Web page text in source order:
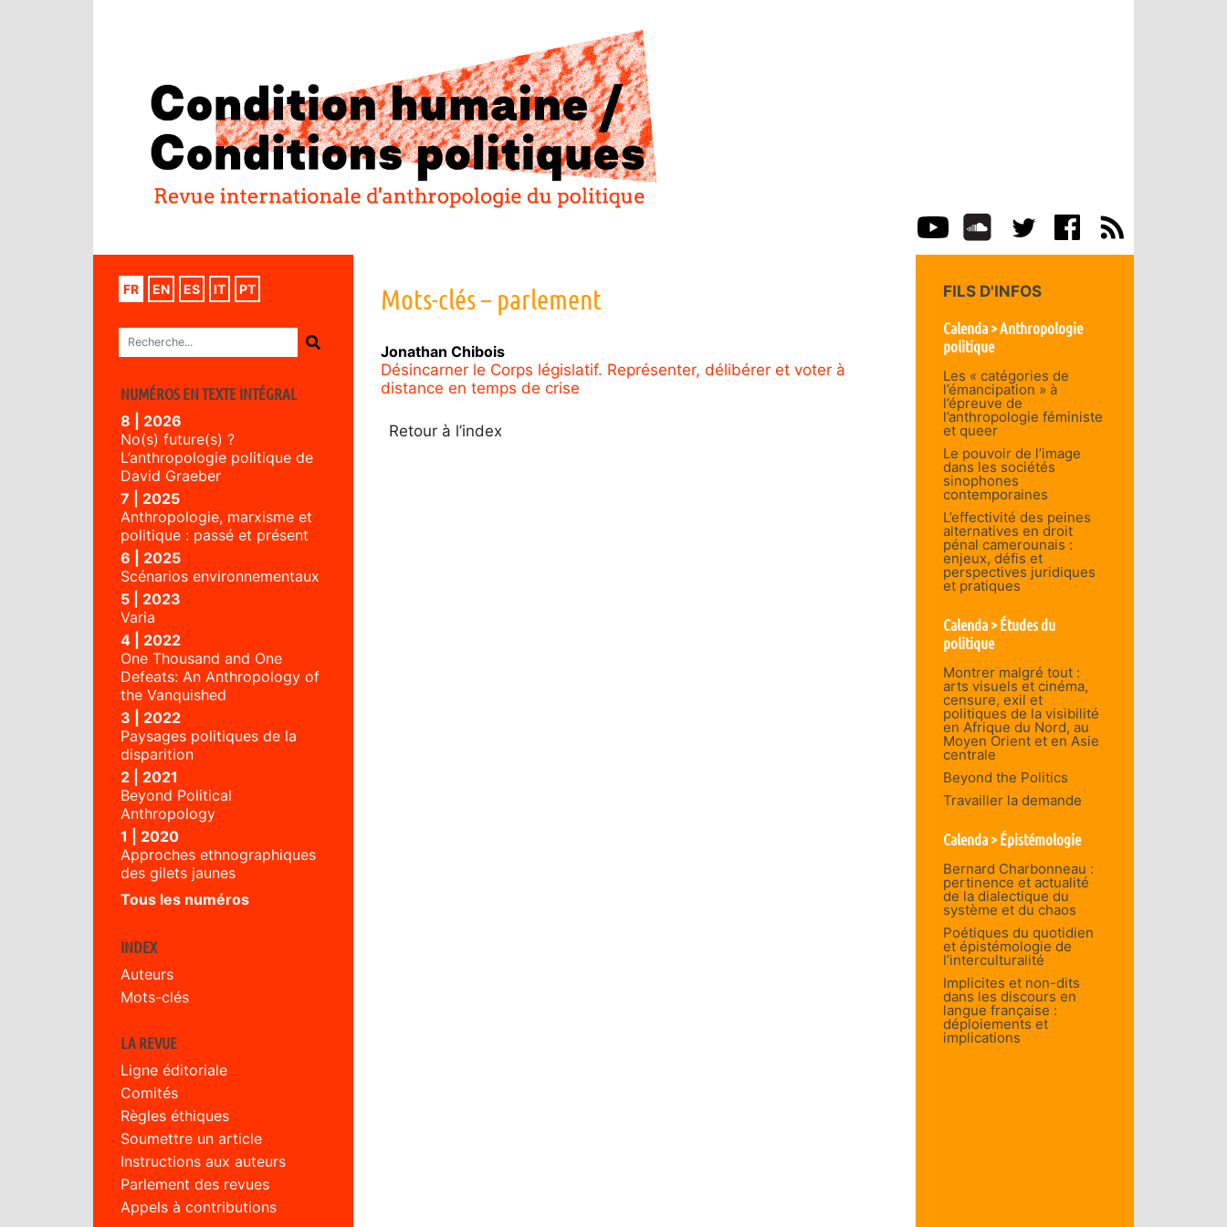
FR EN ES IT PT
NUMÉROS EN TEXTE INTÉGRAL
8 | 2026
No(s) future(s) ?
L’anthropologie politique de
David Graeber
7 | 2025
Anthropologie, marxisme et
politique : passé et présent
6 | 2025
Scénarios environnementaux
5 | 2023
Varia
4 | 2022
One Thousand and One
Defeats: An Anthropology of
the Vanquished
3 | 2022
Paysages politiques de la
disparition
2 | 2021
Beyond Political
Anthropology
1 | 2020
Approches ethnographiques
des gilets jaunes
Tous les numéros
INDEX
Auteurs
Mots-clés
LA REVUE
Ligne éditoriale
Comités
Règles éthiques
Soumettre un article
Instructions aux auteurs
Parlement des revues
Appels à contributions
Mots-clés – parlement
Jonathan Chibois
Désincarner le Corps législatif. Représenter, délibérer et voter à
distance en temps de crise
Retour à l’index
FILS D'INFOS
Calenda > Anthropologie
politique
Les « catégories de
l’émancipation » à
l’épreuve de
l’anthropologie féministe
et queer
Le pouvoir de l’image
dans les sociétés
sinophones
contemporaines
L’effectivité des peines
alternatives en droit
pénal camerounais :
enjeux, défis et
perspectives juridiques
et pratiques
Calenda > Études du
politique
Montrer malgré tout :
arts visuels et cinéma,
censure, exil et
politiques de la visibilité
en Afrique du Nord, au
Moyen Orient et en Asie
centrale
Beyond the Politics
Travailler la demande
Calenda > Épistémologie
Bernard Charbonneau :
pertinence et actualité
de la dialectique du
système et du chaos
Poétiques du quotidien
et épistémologie de
l’interculturalité
Implicites et non-dits
dans les discours en
langue française :
déploiements et
implications